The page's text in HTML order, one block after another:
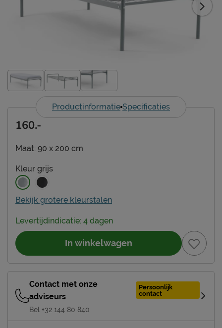
Productinformatie Specificaties
Maat: 90 x 200 cm
Kleur grijs
Bekijk grotere kleurstalen
160.-
Levertijdindicatie: 4 dagen
In winkelwagen
Contact met onze
adviseurs
Persoonlijk
contact
Bel +32 144 80 840